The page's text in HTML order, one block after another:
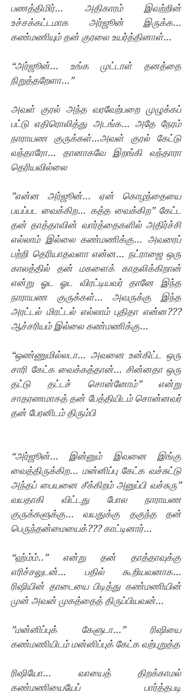
பணத்திமிர்… அதிகாரம் இவற்றின்
உச்சக்கட்டமாக அர்ஜூன் இருக்க…
கண்மணியும் தன் குரலை உயர்த்தினாள்…
“அர்ஜூன்… உங்க முட்டாள் தனத்தை
நிறுத்தறேளா…”
அவள் குரல் அந்த வரவேற்பறை முழுக்கப்
பட்டு எதிரொலித்து அடங்க… அதே நேரம்
நாராயண குருக்கள்…அவள் குரல் கேட்டு
வந்தாரோ… தானாகவே இறங்கி வந்தாரா
தெரியவில்லை
”என்ன அர்ஜூன்… ஏன் கொழந்தையை
பயப்பட வைக்கிற… கத்த வைக்கிற” கேட்ட
தன் தாத்தாவின் வார்த்தைகளில் அதிர்ச்சி
எல்லாம் இல்லை கண்மணிக்கு… அவரைப்
பற்றி தெரியாதவளா என்ன… நட்ராஜை ஒரு
காலத்தில் தன் மகளைக் காதலிக்கிறான்
என்று ஓட ஓட விரட்டியவர் தானே இந்த
நாராயண குருக்கள்… அவருக்கு இந்த
அரட்டல் மிரட்டல் எல்லாம் புதிதா என்ன???
ஆச்சரியம் இல்லை கண்மணிக்கு…
“ஒண்ணுமில்லடா… அவனை உன்கிட்ட ஒரு
சாரி கேட்க வைக்கத்தான்… சின்னதா ஒரு
தட்டு தட்டச் சொன்னோம்” என்று
சாதரணமாகத் தன் பேத்தியிடம் சொன்னவர்
தன் பேரனிடம் திரும்பி
“அர்ஜூன்… இன்னும் இவனை இங்கு
வைத்திருக்கிற… மன்னிப்பு கேட்க வச்சுட்டு
அந்தப் பையனை சீக்கிறம் அனுப்பி வச்சுரு”
வயதாகி விட்டது போல நாராயண
குருக்களுக்கு… வயதுக்கு தகுந்த தன்
பெருந்தன்மையைக்??? காட்டினார்…
“ஹ்ம்ம்..” என்று தன் தாத்தாவுக்கு
எரிச்சலுடன்… பதில் கூறியவனாக…
ரிஷியின் தாடையை பிடித்து கண்மணியின்
முன் அவன் முகத்தைத் திருப்பியவன்…
”மன்னிப்புக் கேளுடா…” ரிஷியை
கண்மணியிடம் மன்னிப்புக் கேட்க வற்புறுத்த
ரிஷியோ… வாயைத் திறக்காமல்
கண்மணியையேப் பார்த்தபடி